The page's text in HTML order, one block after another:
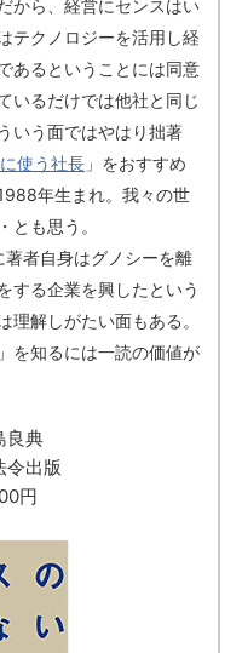
から、経営にセンスはい
テクノロジーを活用し経
あるということには同意
いるだけでは他社と同じ
いう面ではやはり拙著
使う社長」をおすすめ
年生まれ。我々の世
とも思う。
者自身はグノシーを離
する企業を興したという
解しがたい面もある。
を知るには一読の価値が
典
出版
円